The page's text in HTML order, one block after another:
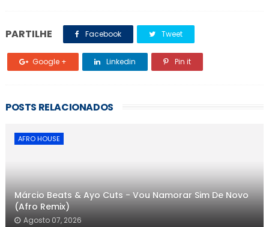
PARTILHE Facebook Tweet
Google + Linkedin Pin it
POSTS RELACIONADOS
AFRO HOUSE
Márcio Beats & Ayo Cuts - Vou Namorar Sim De Novo
(Afro Remix)
Agosto 07, 2026